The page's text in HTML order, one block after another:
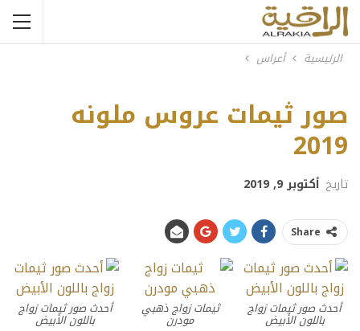
الرئيسية أعراس
Previous Next
صور ثيمات عروس ملونه
2019
تاريخ أكتوبر 9, 2019
Share
أحدث صور ثيمات زواج
باللون الأبيض
ثيمات زواج ذهبي
مودرن
أحدث صور ثيمات زواج
باللون الأبيض